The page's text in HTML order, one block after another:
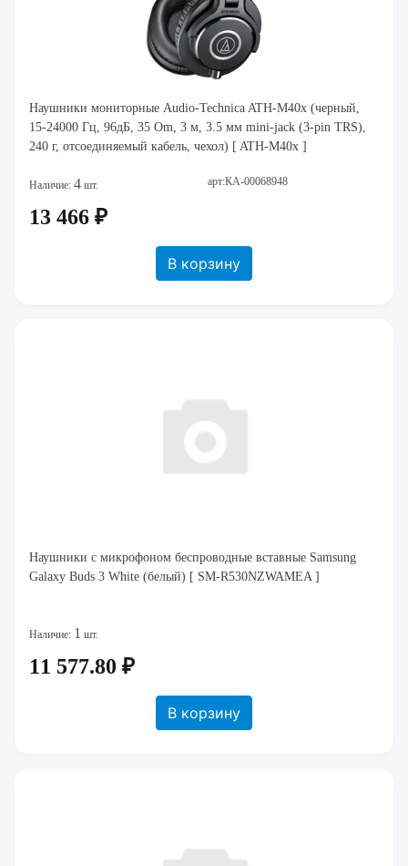
Наушники мониторные Audio-Technica ATH-M40x (черный,
15-24000 Гц, 96дБ, 35 Om, 3 м, 3.5 мм mini-jack (3-pin TRS),
240 г, отсоединяемый кабель, чехол) [ ATH-M40x ]
Наличие: 4 шт. арт:КА-00068948
13 466 ₽
В корзину
Наушники c микрофоном беспроводные вставные Samsung
Galaxy Buds 3 White (белый) [ SM-R530NZWAMEA ]
Наличие: 1 шт.
11 577.80 ₽
В корзину